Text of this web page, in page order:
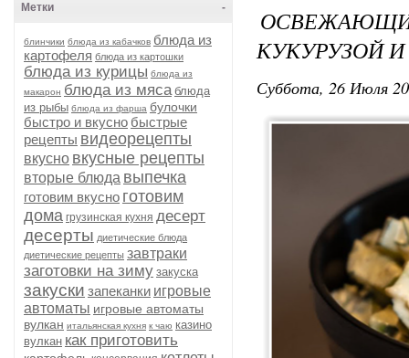
-
Метки
блинчики блюда из кабачков блюда из
картофеля блюда из картошки
блюда из курицы блюда из
макарон блюда из мяса блюда
из рыбы блюда из фарша булочки
быстро и вкусно быстрые
рецепты видеорецепты
вкусно вкусные рецепты
вторые блюда выпечка
готовим вкусно готовим
дома грузинская кухня десерт
десерты диетические блюда
диетические рецепты завтраки
заготовки на зиму закуска
закуски запеканки игровые
автоматы игровые автоматы
вулкан итальянская кухня к чаю казино
вулкан как приготовить
КУКУРУЗОЙ
Суббота, 26 Июля